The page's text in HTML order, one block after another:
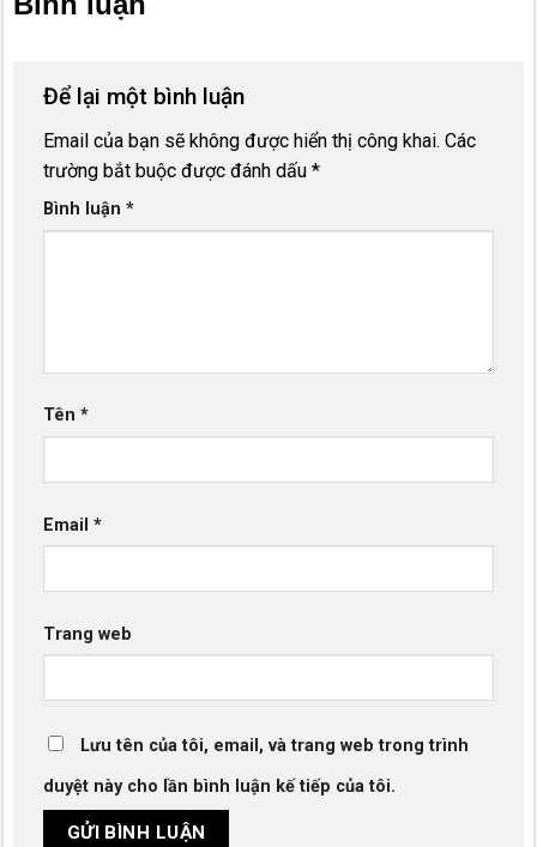
Để lại một bình luận
Email của bạn sẽ không được hiển thị công khai. Các
trường bắt buộc được đánh dấu *
Bình luận *
Tên *
Email *
Trang web
Lưu tên của tôi, email, và trang web trong trình
duyệt này cho lần bình luận kế tiếp của tôi.